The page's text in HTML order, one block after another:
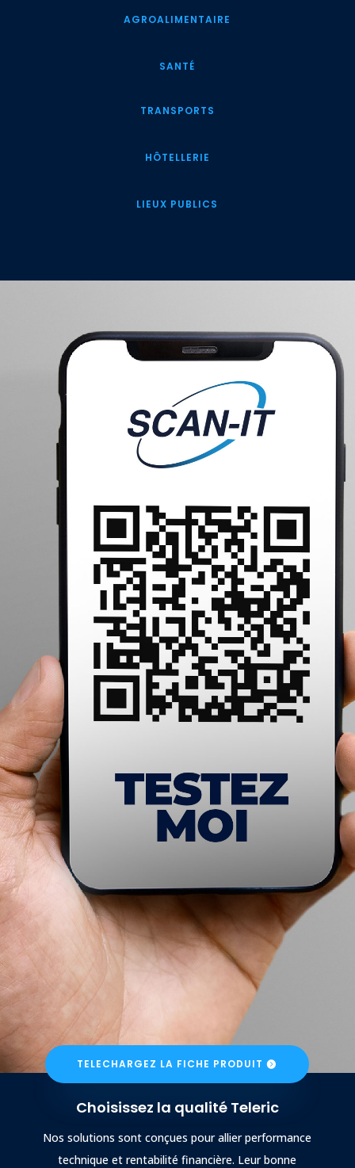
AGROALIMENTAIRE
SANTÉ
TRANSPORTS
HÔTELLERIE
LIEUX PUBLICS
TELECHARGEZ LA FICHE PRODUIT
Choisissez la qualité Teleric
Nos solutions sont conçues pour allier performance
technique et rentabilité financière. Leur bonne